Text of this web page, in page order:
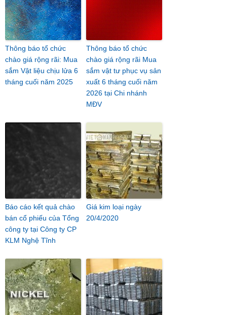
Thông báo tổ chức
chào giá rộng rãi: Mua
sắm Vật liệu chịu lửa 6
tháng cuối năm 2025
Thông báo tổ chức
chào giá rộng rãi Mua
sắm vật tư phục vụ sản
xuất 6 tháng cuối năm
2026 tại Chi nhánh
MĐV
Báo cáo kết quả chào
bán cổ phiếu của Tổng
công ty tại Công ty CP
KLM Nghệ Tĩnh
Giá kim loại ngày
20/4/2020